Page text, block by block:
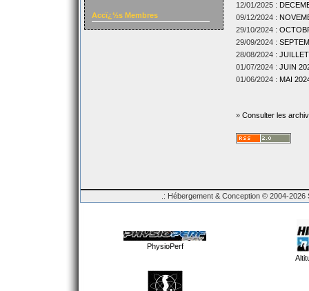
Accï¿½s Membres
12/01/2025 :
09/12/2024 :
29/10/2024 :
29/09/2024 :
28/08/2024 :
01/07/2024 : JUIN
01/06/2024 : MAI
» Consulter les
.: Hébergement & Conception © 2004-
PhysioPerf